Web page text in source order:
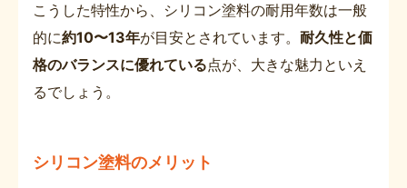
こうした特性から、シリコン塗料の耐用年数は一般
的に約10〜13年が目安とされています。 耐久性と価
格のバランスに優れている点が、大きな魅力といえ
るでしょう。
シリコン塗料のメリット